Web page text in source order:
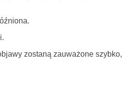
zostaną zauważone szybko,